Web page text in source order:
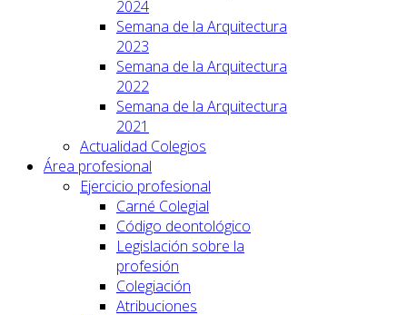
2024
Semana de la Arquitectura
2023
Semana de la Arquitectura
2022
Semana de la Arquitectura
2021
Actualidad Colegios
Área profesional
Ejercicio profesional
Carné Colegial
Código deontológico
Legislación sobre la
profesión
Colegiación
Atribuciones